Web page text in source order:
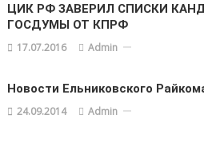
ЦИК РФ ЗАВЕРИЛ СПИСКИ
ГОСДУМЫ ОТ КПРФ
17.07.2016 Admin
Новости Ельниковского
24.09.2014 Admin